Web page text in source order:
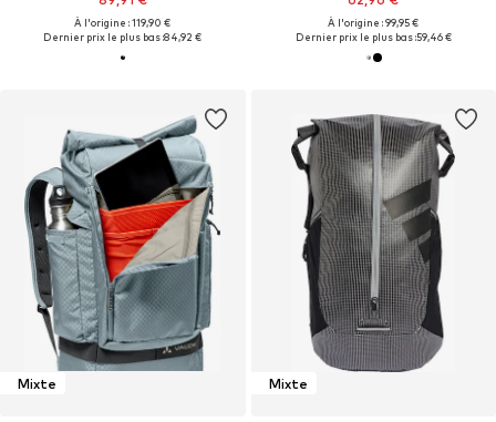
À l'origine : 119,90 €
Dernier prix le plus bas :84,92 €
À l'origine : 99,95 €
Dernier prix le plus bas :59,46 €
Mixte Mixte